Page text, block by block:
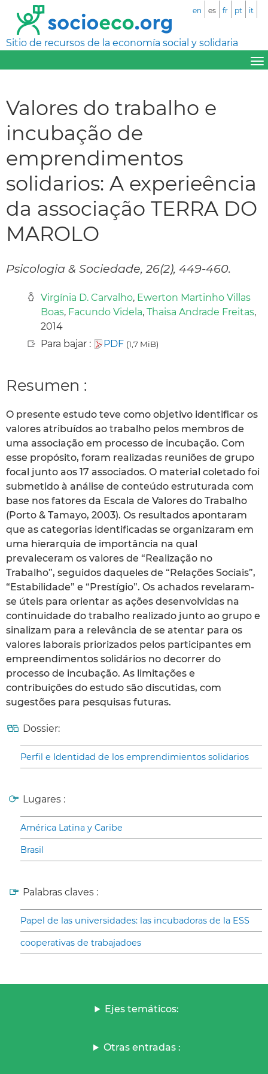
Sitio de recursos de la economía social y solidaria
en es fr pt it
Valores do trabalho e
incubação de
emprendimentos
solidarios: A experieência
da associação TERRA DO
MAROLO
Psicologia & Sociedade, 26(2), 449-460.
Virgínia D. Carvalho, Ewerton Martinho Villas
Boas, Facundo Videla, Thaisa Andrade Freitas,
2014
Para bajar :
PDF (1,7 MiB)
Resumen :
O presente estudo teve como objetivo identificar os
valores atribuídos ao trabalho pelos membros de
uma associação em processo de incubação. Com
esse propósito, foram realizadas reuniões de grupo
focal junto aos 17 associados. O material coletado foi
submetido à análise de conteúdo estruturada com
base nos fatores da Escala de Valores do Trabalho
(Porto & Tamayo, 2003). Os resultados apontaram
que as categorias identificadas se organizaram em
uma hierarquia de importância na qual
prevaleceram os valores de “Realização no
Trabalho”, seguidos daqueles de “Relações Sociais”,
“Estabilidade” e “Prestígio”. Os achados revelaram-
se úteis para orientar as ações desenvolvidas na
continuidade do trabalho realizado junto ao grupo e
sinalizam para a relevância de se atentar para os
valores laborais priorizados pelos participantes em
empreendimentos solidários no decorrer do
processo de incubação. As limitações e
contribuições do estudo são discutidas, com
sugestões para pesquisas futuras.
Dossier:
Perfil e Identidad de los emprendimientos solidarios
Lugares :
América Latina y Caribe
Brasil
Palabras claves :
Papel de las universidades: las incubadoras de la ESS
cooperativas de trabajadoes
Ejes temáticos:
Otras entradas :